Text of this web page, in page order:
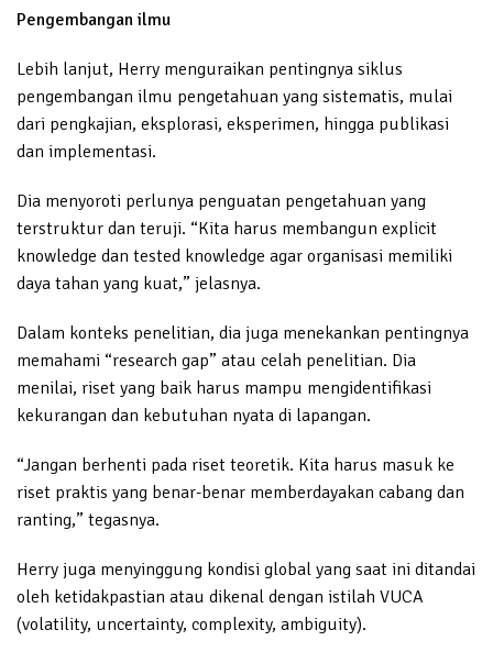
Pengembangan ilmu
Lebih lanjut, Herry menguraikan pentingnya siklus
pengembangan ilmu pengetahuan yang sistematis, mulai
dari pengkajian, eksplorasi, eksperimen, hingga publikasi
dan implementasi.
Dia menyoroti perlunya penguatan pengetahuan yang
terstruktur dan teruji. “Kita harus membangun explicit
knowledge dan tested knowledge agar organisasi memiliki
daya tahan yang kuat,” jelasnya.
Dalam konteks penelitian, dia juga menekankan pentingnya
memahami “research gap” atau celah penelitian. Dia
menilai, riset yang baik harus mampu mengidentifikasi
kekurangan dan kebutuhan nyata di lapangan.
“Jangan berhenti pada riset teoretik. Kita harus masuk ke
riset praktis yang benar-benar memberdayakan cabang dan
ranting,” tegasnya.
Herry juga menyinggung kondisi global yang saat ini ditandai
oleh ketidakpastian atau dikenal dengan istilah VUCA
(volatility, uncertainty, complexity, ambiguity).